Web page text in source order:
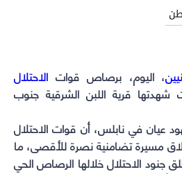
، اليوم، برصاص قوات الاحتلال
شهدتها قرية اللبن الشرقية جنوب
عيان في نابلس، أن قوات الاحتلال
مسيرة تضامنية نصرة للأقصى، ما
جنود الاحتلال خلالها الرصاص الحي
(Opens
in
window)
(Opens
in
window)
(Opens
in
window)
(Opens
in
window)